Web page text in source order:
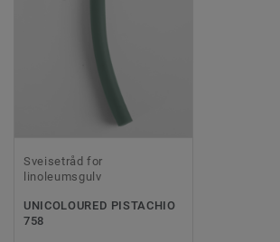
Sveisetråd for
linoleumsgulv
UNICOLOURED PISTACHIO
758